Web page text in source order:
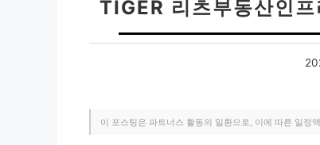
TIGER 리츠부동산인
이 포스팅은 파트너스 활동의 일환으로, 이에 따른 일정